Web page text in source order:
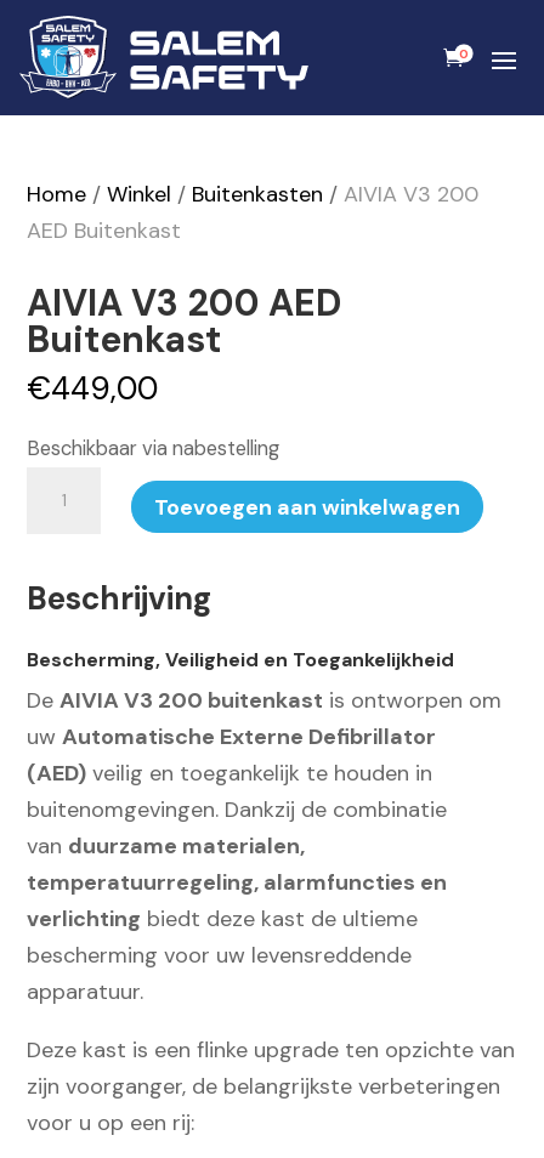
0
Home /Winkel / Buitenkasten /AIVIA V3 200
AED Buitenkast
AIVIA V3 200 AED
Buitenkast
€449,00
Beschikbaar via nabestelling
AED
aantal
Toevoegen aan winkelwagen
Beschrijving
Bescherming, Veiligheid en Toegankelijkheid
DeAIVIA V3 200 buitenkast is ontworpen om
uwAutomatische Externe Defibrillator
(AED) veilig en toegankelijk te houden in
buitenomgevingen. Dankzij de combinatie
van duurzame materialen,
temperatuurregeling, alarmfuncties en
verlichting biedt deze kast de ultieme
bescherming voor uw levensreddende
apparatuur.
Deze kast is een flinke upgrade ten opzichte van
zijn voorganger, de belangrijkste verbeteringen
voor u op een rij: